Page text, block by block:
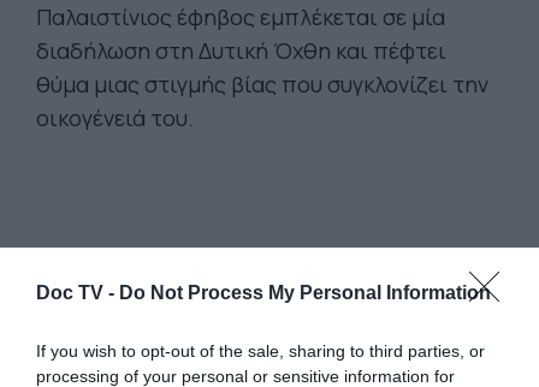
Doc TV - Do Not Process My Personal Information
If you wish to opt-out of the sale, sharing to third parties, or
processing of your personal or sensitive information for
Παλαιστίνιος έφηβος εμπλέκεται σε μία
διαδήλωση στη Δυτική Όχθη και πέφτει
θύμα μιας στιγμής βίας που συγκλονίζει την
οικογένειά του.